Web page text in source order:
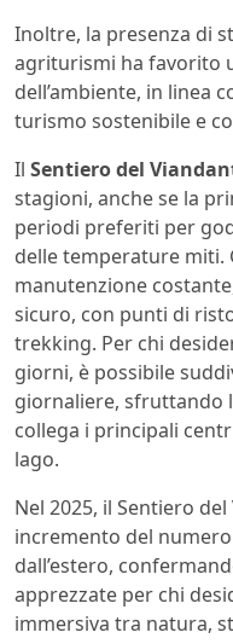
Inoltre, la presenza di
agriturismi ha favorito
dell’ambiente, in linea
turismo sostenibile e
Il Sentiero del
stagioni, anche se la
periodi preferiti per
delle temperature miti.
manutenzione
sicuro, con punti di
trekking. Per chi
giorni, è possibile
giornaliere, sfruttando
collega i principali
lago.
Nel 2025, il Sentiero
incremento del
dall’estero,
apprezzate per chi
immersiva tra natura,